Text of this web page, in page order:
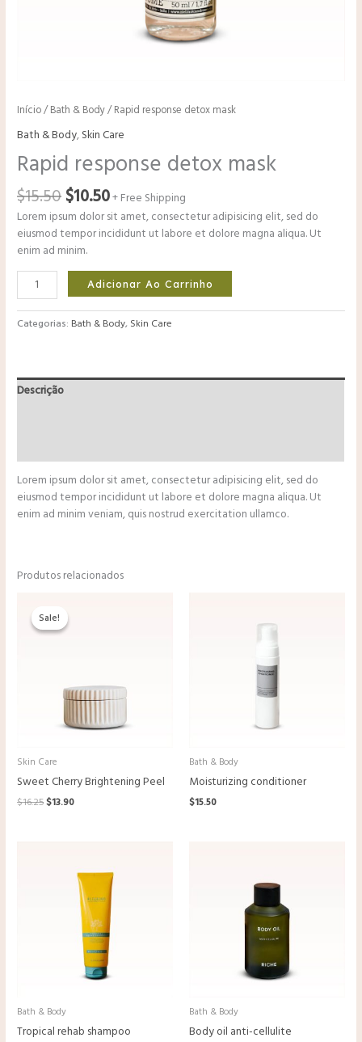
Início/Bath & Body/ Rapid response detox mask
Bath & Body,Skin Care
Rapid response detox mask
$15.50$10.50+ Free Shipping
Lorem ipsum dolor sit amet, consectetur adipisicing elit, sed do
eiusmod tempor incididunt ut labore et dolore magna aliqua. Ut
enim ad minim.
Adicionar Ao Carrinho
Categorias: Bath & Body, Skin Care
Descrição
Lorem ipsum dolor sit amet, consectetur adipisicing elit, sed do
eiusmod tempor incididunt ut labore et dolore magna aliqua. Ut
enim ad minim veniam, quis nostrud exercitation ullamco.
Produtos relacionados
Sale!
Sale!
Skin Care
Sweet Cherry Brightening Peel
$16.25
preço
original
era:
$13.90
Bath & Body
Moisturizing conditioner
$15.50
Bath & Body
Tropical rehab shampoo
Bath & Body
Body oil anti-cellulite